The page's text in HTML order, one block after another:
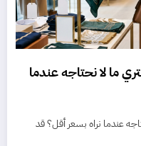
ما لا نحتاجه عندما
عندما نراه بسعر أقل؟ قد